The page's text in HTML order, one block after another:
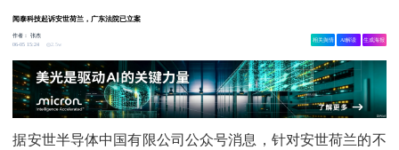
闻泰科技起诉安世荷兰，广东法院已立案
作者：张杰
06-05 15:24
2.5w
相关舆情 AI解读 生成海报
据安世半导体中国有限公司公众号消息，针对安世荷兰的不